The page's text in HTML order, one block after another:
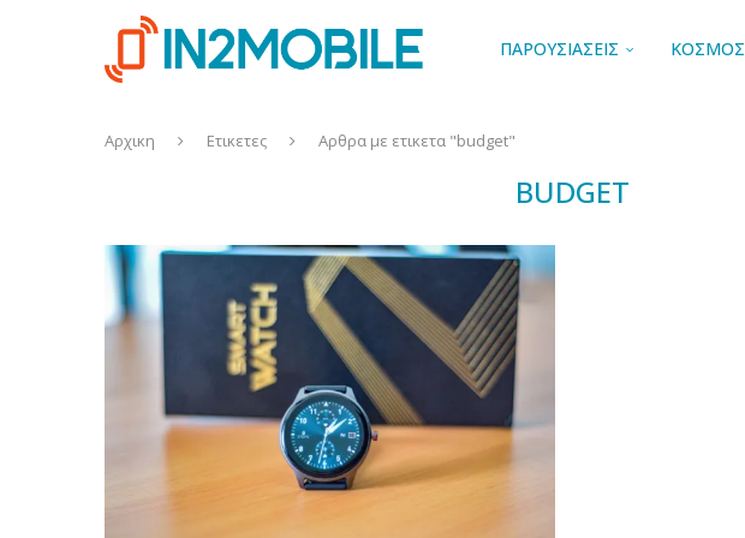
ΠΑΡΟΥΣΙΑΣΕΙΣ ΚΟΣΜΟΣ
Αρχικη Ετικετες Αρθρα με ετικετα "budget"
BUDGET